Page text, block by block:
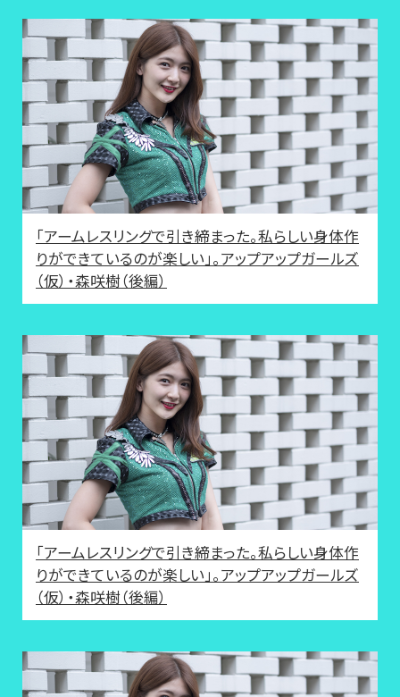
「アームレスリングで引き締まった。私らしい身体作
りができているのが楽しい」。アップアップガールズ
（仮）・森咲樹（後編）
「アームレスリングで引き締まった。私らしい身体作
りができているのが楽しい」。アップアップガールズ
（仮）・森咲樹（後編）